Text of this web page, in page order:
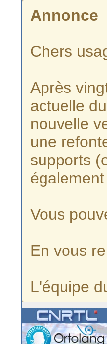
Annonce
Chers
Après
actuelle
nouvelle
une
supports
Vous
En vous
L'équipe